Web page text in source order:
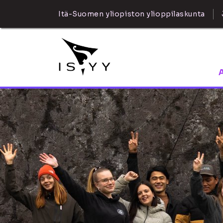
Itä-Suomen yliopiston ylioppilaskunta